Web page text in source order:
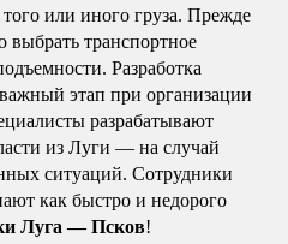
или иного груза. Прежде
выбрать транспортное
Разработка
этап при организации
разрабатывают
из Луги — на случай
ситуаций. Сотрудники
как быстро и недорого
Луга — Псков!